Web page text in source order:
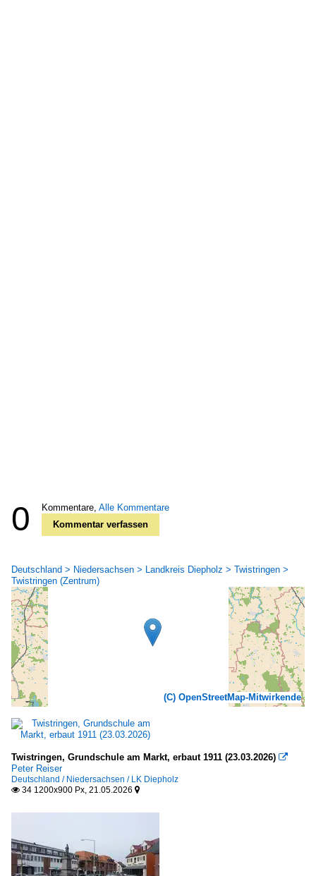
0 Kommentare, Alle Kommentare
Kommentar verfassen
Deutschland > Niedersachsen > Landkreis Diepholz > Twistringen >
Twistringen (Zentrum)
(C) OpenStreetMap-Mitwirkende
Twistringen, Grundschule am Markt, erbaut 1911 (23.03.2026) 
Peter Reiser
Deutschland / Niedersachsen / LK Diepholz
 34 1200x900 Px, 21.05.2026 